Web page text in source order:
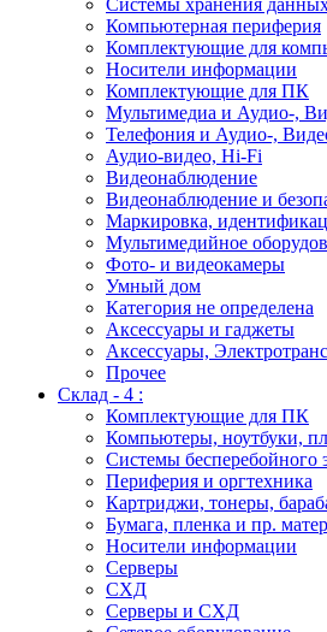
Системы хранения
Компьютерная периферия
Комплектующие для
Носители информации
Комплектующие для ПК
Мультимедиа и Аудио-,
Телефония и Аудио-,
Аудио-видео, Hi-Fi
Видеонаблюдение
Видеонаблюдение и
Маркировка,
Мультимедийное
Фото- и видеокамеры
Умный дом
Категория не определена
Аксессуары и гаджеты
Аксессуары,
Прочее
Склад - 4 :
Комплектующие для ПК
Компьютеры, ноутбуки,
Системы бесперебойного
Периферия и оргтехника
Картриджи, тонеры,
Бумага, пленка и пр.
Носители информации
Серверы
СХД
Серверы и СХД